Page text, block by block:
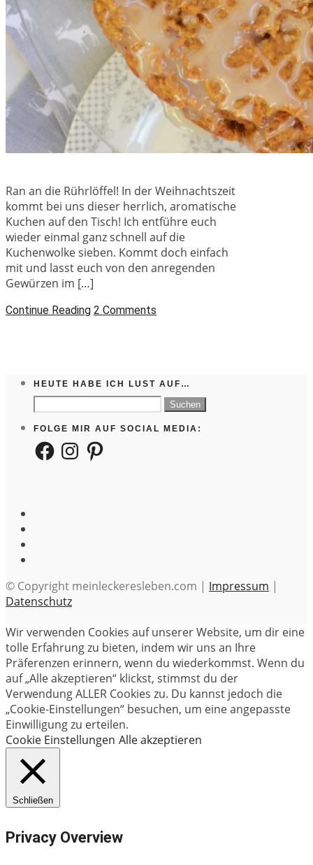
Ran an die Rührlöffel! In der Weihnachtszeit
kommt bei uns dieser herrlich, aromatische
Kuchen auf den Tisch! Ich entführe euch
wieder einmal ganz schnell auf die
Kuchenwolke sieben. Kommt doch einfach
mit und lasst euch von den anregenden
Gewürzen im […]
Continue Reading 2 Comments
HEUTE HABE ICH LUST AUF…
Suchen
nach:
FOLGE MIR AUF SOCIAL MEDIA:
FacebookInstagramPinterest
© Copyright meinleckeresleben.com | Impressum |
Datenschutz
Wir verwenden Cookies auf unserer Website, um dir eine
tolle Erfahrung zu bieten, indem wir uns an Ihre
Präferenzen erinnern, wenn du wiederkommst. Wenn du
auf „Alle akzeptieren“ klickst, stimmst du der
Verwendung ALLER Cookies zu. Du kannst jedoch die
„Cookie-Einstellungen“ besuchen, um eine angepasste
Einwilligung zu erteilen.
Cookie Einstellungen Alle akzeptieren
Schließen
Privacy Overview